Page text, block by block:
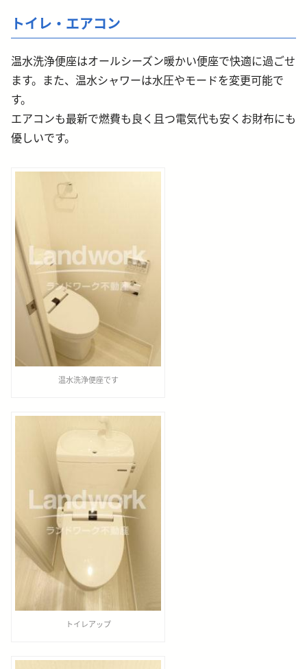
トイレ・エアコン
温水洗浄便座はオールシーズン暖かい便座で快適に過ごせ
ます。また、温水シャワーは水圧やモードを変更可能で
す。
エアコンも最新で燃費も良く且つ電気代も安くお財布にも
優しいです。
温水洗浄便座です
トイレアップ